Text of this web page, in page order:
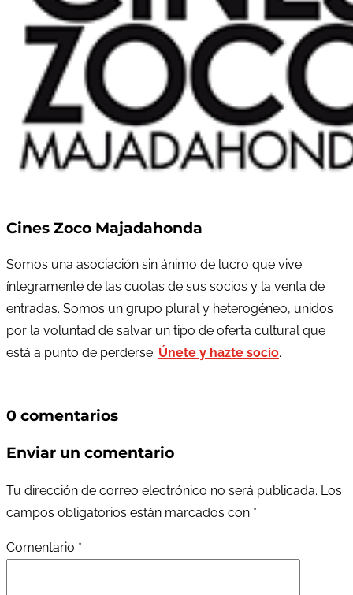
Cines Zoco Majadahonda
Somos una asociación sin ánimo de lucro que vive
íntegramente de las cuotas de sus socios y la venta de
entradas. Somos un grupo plural y heterogéneo, unidos
por la voluntad de salvar un tipo de oferta cultural que
está a punto de perderse. Únete y hazte socio.
0 comentarios
Enviar un comentario
Tu dirección de correo electrónico no será publicada. Los
campos obligatorios están marcados con *
Comentario *